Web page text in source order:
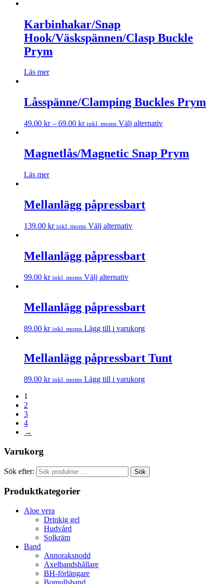
Karbinhakar/Snap
Hook/Väskspännen/Clasp Buckle
Prym
Läs mer
Låsspänne/Clamping Buckles Prym
49.00 kr– 69.00 kr inkl. moms Välj alternativ
Magnetlås/Magnetic Snap Prym
Läs mer
Mellanlägg påpressbart
139.00 kr inkl. moms Välj alternativ
Mellanlägg påpressbart
99.00 kr inkl. moms Välj alternativ
Mellanlägg påpressbart
89.00 kr inkl. moms Lägg till i varukorg
Mellanlägg påpressbart Tunt
89.00 kr inkl. moms Lägg till i varukorg
1
2
3
4
→
Varukorg
Sök efter: Sök
Produktkategorier
Aloe vera
Drinkig gel
Hudvård
Solkräm
Band
Annoraksnodd
Axelbandshållare
BH-förlängare